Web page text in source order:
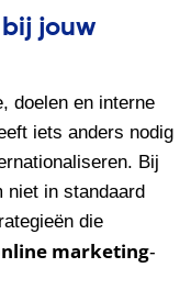
jouw
doelen en interne
iets anders nodig
Bij
niet in standaard
die
marketing-